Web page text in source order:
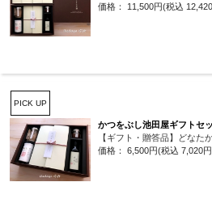
価格： 11,500円(税込
PICK UP
かつをぶし池田屋ギフトセ
【ギフト・贈答品】どな
価格： 6,500円(税込 7,020